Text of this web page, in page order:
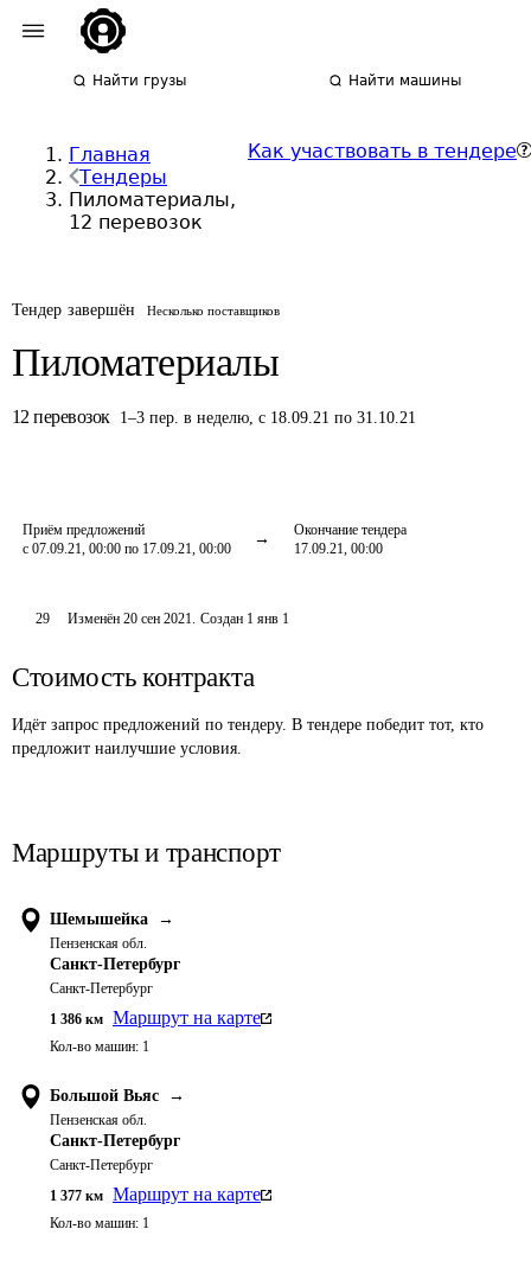
Найти грузы Найти машины
Главная
Тендеры
Пиломатериалы,
12 перевозок
Как участвовать в тендере
Тендер завершён Несколько поставщиков
Пиломатериалы
12 перевозок 1–3 пер. в неделю, с 18.09.21 по 31.10.21
Приём предложений
с 07.09.21, 00:00 по 17.09.21, 00:00
Окончание тендера
17.09.21, 00:00
29 Изменён20 сен 2021. Создан 1 янв 1
Стоимость контракта
Идёт запрос предложений по тендеру. В тендере победит тот, кто
предложит наилучшие условия.
Маршруты и транспорт
Шемышейка →
Пензенская обл.
Санкт-Петербург
Санкт-Петербург
1 386 км Маршрут на карте
Кол-во машин: 1
Большой Вьяс →
Пензенская обл.
Санкт-Петербург
Санкт-Петербург
1 377 км Маршрут на карте
Кол-во машин: 1